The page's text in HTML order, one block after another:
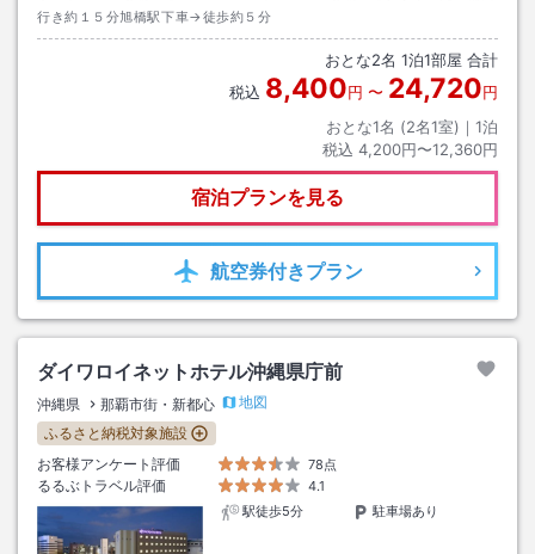
行き約１５分旭橋駅下車→徒歩約５分
おとな2名 1泊1部屋 合計
税込 8,400円 〜 24,720円
おとな1名 (2名1室)｜ 1泊
税込 4,200円〜12,360円
宿泊プランを見る
航空券付きプラン
ダイワロイネットホテル沖縄県庁前
沖縄県 那覇市街・新都心
地図
ふるさと納税対象施設
お客様アンケート評価
78点
るるぶトラベル評価
4.1
駅徒歩5分
駐車場あり